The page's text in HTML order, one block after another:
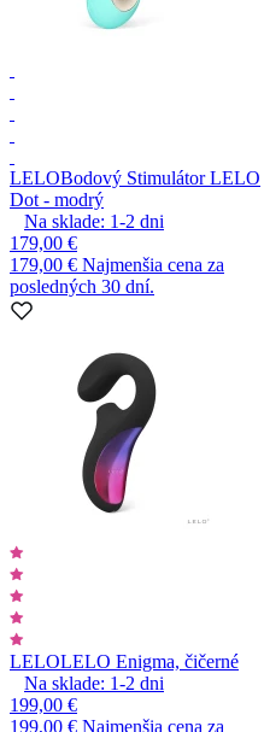
LELOBodový Stimulátor LELO
Dot - modrý
Na sklade: 1-2 dni
179,00 €
179,00 € Najmenšia cena za
posledných 30 dní.
LELOLELO Enigma, čičerné
Na sklade: 1-2 dni
199,00 €
199,00 € Najmenšia cena za